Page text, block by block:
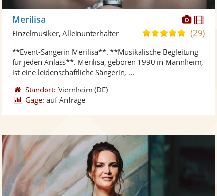
Fotos
Merilisa
5,0
5
Sternen
(29)
Einzelmusiker, Alleinunterhalter
**Event-Sängerin Merilisa**. **Musikalische Begleitung
für jeden Anlass**. Merilisa, geboren 1990 in Mannheim,
ist eine leidenschaftliche Sängerin, ...
Standort: Viernheim (DE)
Gage: auf Anfrage